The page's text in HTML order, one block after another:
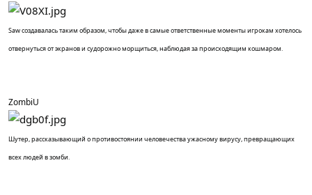
Saw создавалась таким образом, чтобы даже в самые ответственные моменты игрокам хотелось
отвернуться от экранов и судорожно морщиться, наблюдая за происходящим кошмаром.
ZombiU
Шутер, рассказывающий о противостоянии человечества ужасному вирусу, превращающих
всех людей в зомби.